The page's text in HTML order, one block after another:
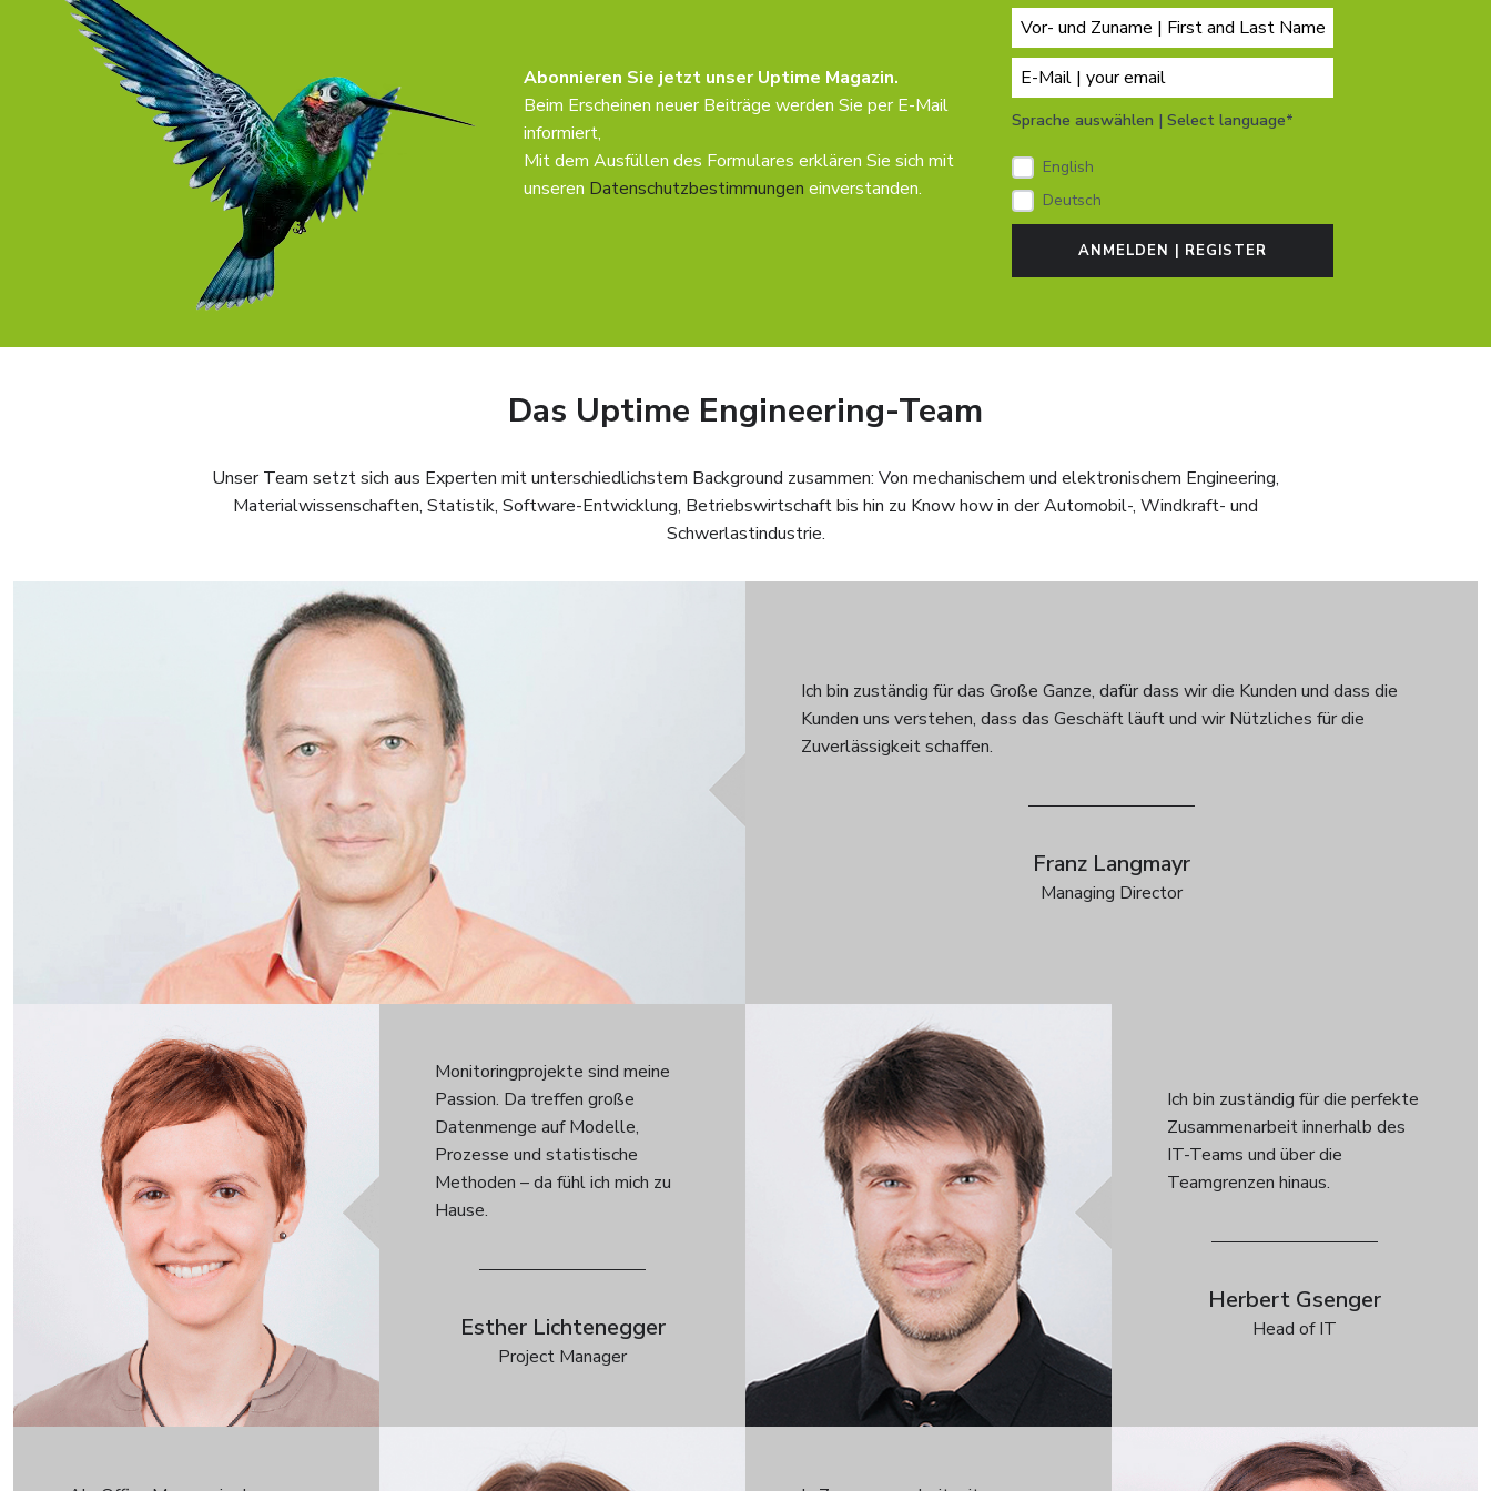
Abonnieren Sie jetzt unser Uptime Magazin.
Beim Erscheinen neuer Beiträge werden Sie per E-Mail
informiert,
Mit dem Ausfüllen des Formulares erklären Sie sich mit
unseren Datenschutzbestimmungen einverstanden.
Sprache auswählen | Select language*
English
Deutsch
Das Uptime Engineering-Team
Unser Team setzt sich aus Experten mit unterschiedlichstem Background zusammen: Von mechanischem und elektronischem Engineering,
Materialwissenschaften, Statistik, Software-Entwicklung, Betriebswirtschaft bis hin zu Know how in der Automobil-, Windkraft- und
Schwerlastindustrie.
Ich bin zuständig für das Große Ganze, dafür dass wir die Kunden und dass die
Kunden uns verstehen, dass das Geschäft läuft und wir Nützliches für die
Zuverlässigkeit schaffen.
Franz Langmayr
Managing Director
Monitoringprojekte sind meine
Passion. Da treffen große
Datenmenge auf Modelle,
Prozesse und statistische
Methoden – da fühl ich mich zu
Hause.
Esther Lichtenegger
Project Manager
Ich bin zuständig für die perfekte
Zusammenarbeit innerhalb des
IT-Teams und über die
Teamgrenzen hinaus.
Herbert Gsenger
Head of IT